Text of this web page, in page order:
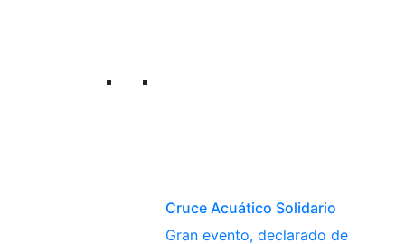
Cruce Acuático Solidario
Gran evento, declarado de